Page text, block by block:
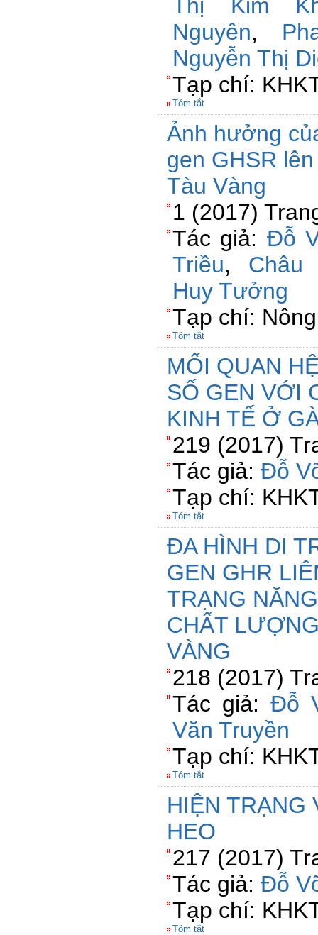
Thị Kim
Nguyên,
Nguyễn Thị
Tạp chí:
Tóm tắt
Ảnh hưởng
gen GHSR
Tàu Vàng
1 (2017)
Tác giả: Đỗ
Triều, Châu
Huy Tưởng
Tạp chí:
Tóm tắt
MỐI QUAN
SỐ GEN VỚI
KINH TẾ Ở
219 (2017)
Tác giả: Đỗ
Tạp chí:
Tóm tắt
ĐA HÌNH DI
GEN GHR
TRẠNG
CHẤT
VÀNG
218 (2017)
Tác giả: Đỗ
Văn Truyền
Tạp chí:
Tóm tắt
HIỆN TRẠNG
HEO
217 (2017)
Tác giả: Đỗ
Tạp chí:
Tóm tắt